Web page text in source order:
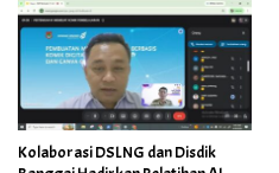
Kolaborasi DSLNG dan Disdik